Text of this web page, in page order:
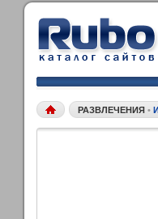
РАЗВЛЕЧЕНИЯ •